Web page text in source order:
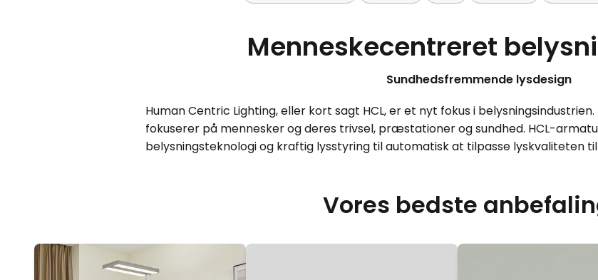
Menneskecentreret
Sundhedsfremmende lysdesign
Human Centric Lighting, eller kort sagt HCL, er et nyt fokus i
fokuserer på mennesker og deres trivsel, præstationer og sundhed. HCL-
belysningsteknologi og kraftig lysstyring til automatisk at tilpasse lyskvaliteten
Vores bedste